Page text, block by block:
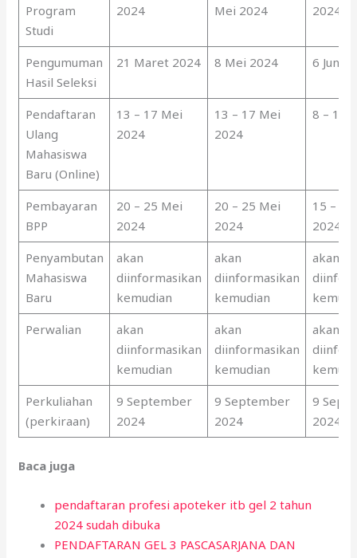
Program
Studi
2024
Mei 2024
2024
Pengumuman
Hasil Seleksi
21 Maret 2024 8 Mei 2024 6 Juni
Pendaftaran
Ulang
Mahasiswa
Baru (Online)
13 – 17 Mei
2024
13 – 17 Mei
2024
8 – 12
Pembayaran
BPP
20 – 25 Mei
2024
20 – 25 Mei
2024
15 – 20
2024
Penyambutan
Mahasiswa
Baru
akan
diinformasikan
kemudian
akan
diinformasikan
kemudian
akan
Perwalian
akan
diinformasikan
kemudian
akan
diinformasikan
kemudian
akan
Perkuliahan
(perkiraan)
9 September
2024
9 September
2024
9
2024
Baca juga
pendaftaran profesi apoteker itb gel 2 tahun
2024 sudah dibuka
PENDAFTARAN GEL 3 PASCASARJANA DAN